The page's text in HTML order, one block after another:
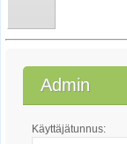
Admin
Käyttäjätunnus: